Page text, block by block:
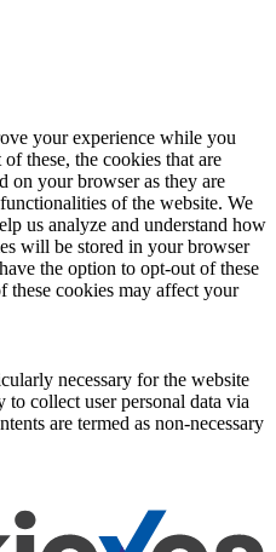
your experience while you
these, the cookies that are
on your browser as they are
of the website. We
us analyze and understand how
will be stored in your browser
the option to opt-out of these
these cookies may affect your
necessary for the website
collect user personal data via
are termed as non-necessary